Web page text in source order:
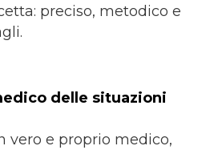
preciso, metodico e
delle situazioni
vero e proprio medico,